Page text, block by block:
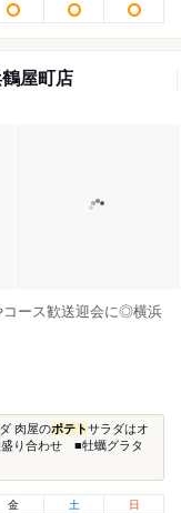
屋町店
コース歓送迎会に◎横浜
肉屋のポテトサラダはオ
り合わせ ■牡蠣グラタ
金 土 日